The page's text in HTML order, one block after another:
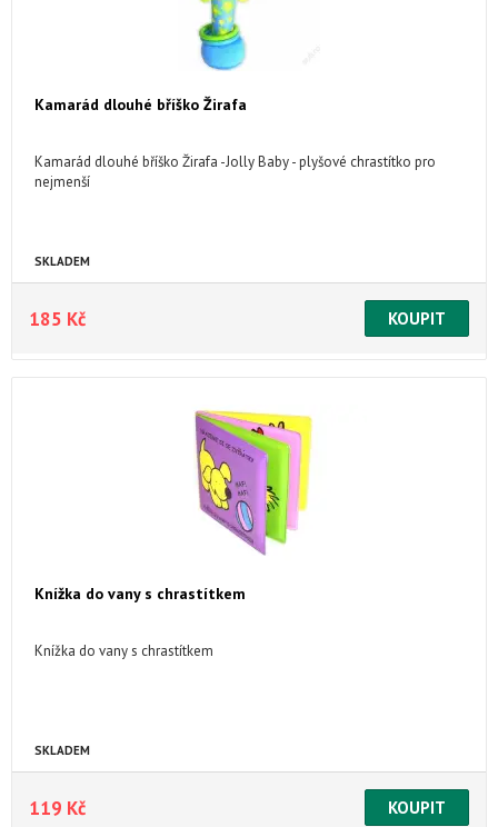
Kamarád dlouhé bříško Žirafa
Kamarád dlouhé bříško Žirafa -Jolly Baby - plyšové chrastítko pro
nejmenší
SKLADEM
185 Kč
Knížka do vany s chrastítkem
Knížka do vany s chrastítkem
SKLADEM
119 Kč